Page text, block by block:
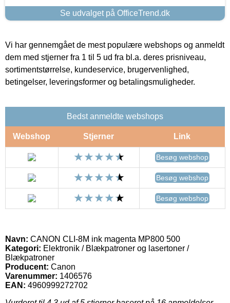
Se udvalget på OfficeTrend.dk
Vi har gennemgået de mest populære webshops og anmeldt
dem med stjerner fra 1 til 5 ud fra bl.a. deres prisniveau,
sortimentstørrelse, kundeservice, brugervenlighed,
betingelser, leveringsformer og betalingsmuligheder.
Bedst anmeldte webshops
Webshop Stjerner Link
Besøg webshop
Besøg webshop
Besøg webshop
Navn: CANON CLI-8M ink magenta MP800 500
Kategori: Elektronik / Blækpatroner og lasertoner /
Blækpatroner
Producent: Canon
Varenummer: 1406576
EAN: 4960999272702